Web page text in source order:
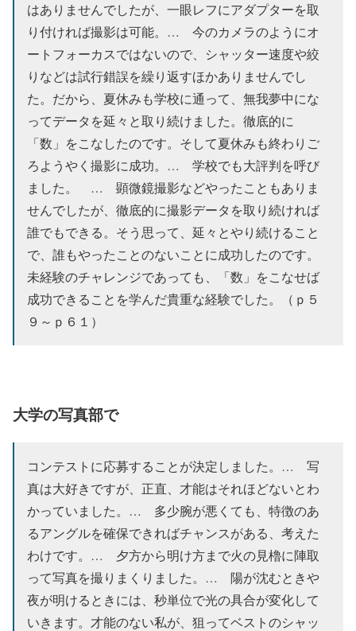
はありませんでしたが、一眼レフにアダプターを取
り付ければ撮影は可能。… 今のカメラのようにオ
ートフォーカスではないので、シャッター速度や絞
りなどは試行錯誤を繰り返すほかありませんでし
た。だから、夏休みも学校に通って、無我夢中にな
ってデータを延々と取り続けました。徹底的に
「数」をこなしたのです。そして夏休みも終わりご
ろようやく撮影に成功。… 学校でも大評判を呼び
ました。 … 顕微鏡撮影などやったこともありま
せんでしたが、徹底的に撮影データを取り続ければ
誰でもできる。そう思って、延々とやり続けること
で、誰もやったことのないことに成功したのです。
未経験のチャレンジであっても、「数」をこなせば
成功できることを学んだ貴重な経験でした。（ｐ５
９～ｐ６１）
大学の写真部で
コンテストに応募することが決定しました。… 写
真は大好きですが、正直、才能はそれほどないとわ
かっていました。… 多少腕が悪くても、特徴のあ
るアングルを確保できればチャンスがある、考えた
わけです。… 夕方から明け方まで火の見櫓に陣取
って写真を撮りまくりました。… 陽が沈むときや
夜が明けるときには、秒単位で光の具合が変化して
いきます。才能のない私が、狙ってベストのシャッ